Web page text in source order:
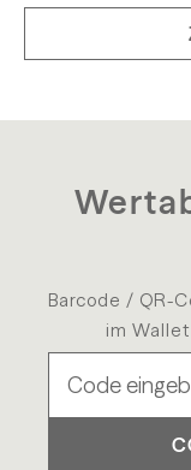
Barcode / QR-
im